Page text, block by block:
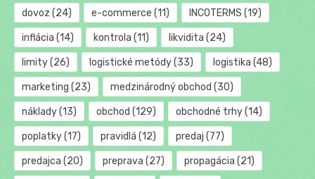
dovoz (24) e-commerce (11) INCOTERMS (19)
inflácia (14) kontrola (11) likvidita (24)
limity(26) logistické metódy(33) logistika (48)
marketing (23) medzinárodný obchod (30)
náklady(13) obchod (129) obchodné trhy(14)
poplatky(17) pravidlá (12) predaj (77)
predajca (20) preprava (27) propagácia (21)